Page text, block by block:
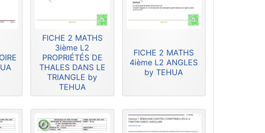
FICHE 2 MATHS
3ième L2
PROPRIÉTÉS DE
THALES DANS LE
TRIANGLE by
TEHUA
FICHE 2 MATHS
4ième L2 ANGLES
by TEHUA